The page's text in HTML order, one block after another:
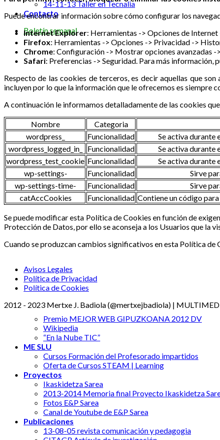
14-11-13 Taller en Tecnalia
Contacto
Boletín semanal
Puede encontrar información sobre cómo configurar los
Internet Explorer: Herramientas -> Opciones de
Firefox: Herramientas -> Opciones -> Privacidad ->
Chrome: Configuración -> Mostrar opciones avanzadas
Safari: Preferencias -> Seguridad. Para más información,
Respecto de las cookies de terceros, es decir aquellas que
incluyen por lo que la información que le ofrecemos es siempre
A continuación le informamos detalladamente de las cookies
Nombre Categoria
wordpress_
Funcionalidad Se activa durante
wordpress_logged_in_
Funcionalidad Se activa durante
wordpress_test_cookie Funcionalidad Se activa durante
wp-settings-
Funcionalidad Sirve
wp-settings-time-
Funcionalidad Sirve
catAccCookies
Funcionalidad Contiene un código
Se puede modificar esta Política de Cookies en función de
Protección de Datos, por ello se aconseja a los Usuarios que la
Cuando se produzcan cambios significativos en esta Política
Avisos Legales
Política de Privacidad
Política de Cookies
2012 - 2023 Mertxe J. Badiola (@mertxejbadiola) |
Premio MEJOR WEB GIPUZKOANA 2012 DV
Wikipedia
“En la Nube TIC”
ME SLU
Cursos Formación del Profesorado impartidos
Oferta de Cursos STEAM | Learning
Proyectos
Ikaskidetza Sarea
2013-2014 Memoria final Proyecto Ikaskidetza
Fotos E&P Sarea
Canal de Youtube de E&P Sarea
Publicaciones
13-08-05 revista comunicación y pedagogia